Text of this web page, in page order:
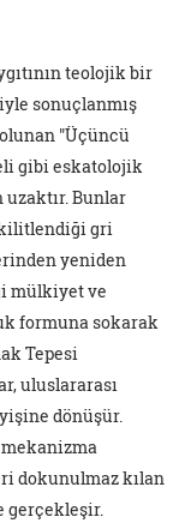
teolojik bir
sonuçlanmış
"Üçüncü
gibi eskatolojik
Bunlar
gri
yeniden
mülkiyet ve
formuna sokarak
Tepesi
uluslararası
dönüşür.
dokunulmaz kılan
gerçekleşir.